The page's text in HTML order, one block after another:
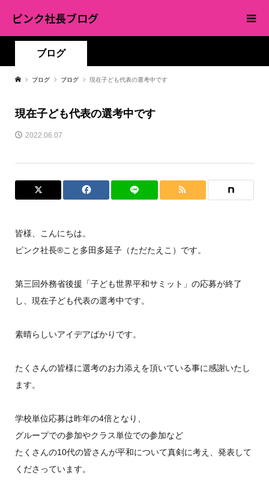
ピンク社長ブログ
ブログ
ブログ ブログ 現在子ども代表の選考中です
現在子ども代表の選考中です
2022.06.07
皆様、こんにちは。
ピンク社長®︎こと多田多延子（ただたえこ）です。
第三回外務省後援「子ども世界平和サミット」の応募が終了
し、現在子ども代表の選考中です。
素晴らしいアイデアばかりです。
たくさんの皆様に選考のお力添えを頂いている事に感謝いたし
ます。
学校単位応募は昨年の4倍となり、
グループでの参加やクラス単位での参加など
たくさんの10代の皆さんが平和について真剣に考え、発表して
くださっています。